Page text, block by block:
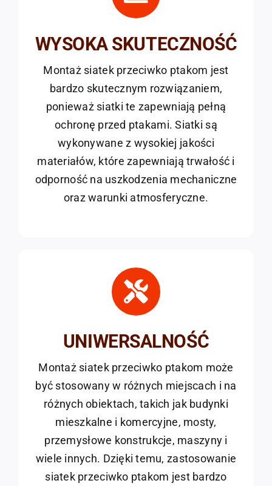
WYSOKA SKUTECZNOŚĆ
Montaż siatek przeciwko ptakom jest
bardzo skutecznym rozwiązaniem,
ponieważ siatki te zapewniają pełną
ochronę przed ptakami. Siatki są
wykonywane z wysokiej jakości
materiałów, które zapewniają trwałość i
odporność na uszkodzenia mechaniczne
oraz warunki atmosferyczne.
UNIWERSALNOŚĆ
Montaż siatek przeciwko ptakom może
być stosowany w różnych miejscach i na
różnych obiektach, takich jak budynki
mieszkalne i komercyjne, mosty,
przemysłowe konstrukcje, maszyny i
wiele innych. Dzięki temu, zastosowanie
siatek przeciwko ptakom jest bardzo